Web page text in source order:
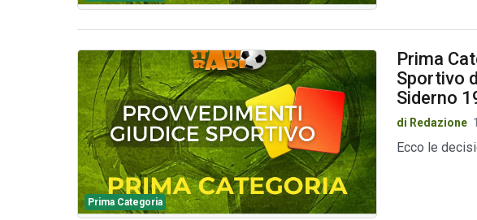
Prima Categoria
Prima
Sportivo
Siderno
di Redazione
Ecco le